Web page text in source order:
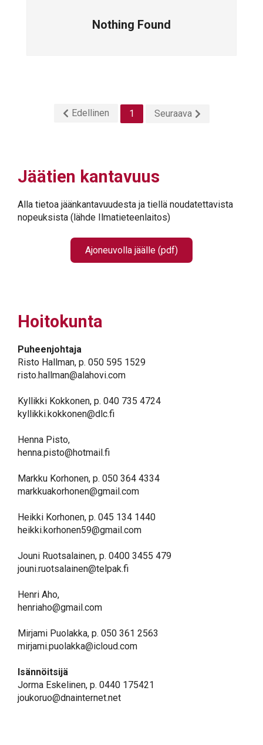
Nothing Found
Edellinen 1 Seuraava
Jäätien kantavuus
Alla tietoa jäänkantavuudesta ja tiellä noudatettavista
nopeuksista (lähde Ilmatieteenlaitos)
Ajoneuvolla jäälle (pdf)
Hoitokunta
Puheenjohtaja
Risto Hallman, p. 050 595 1529
risto.hallman@alahovi.com
Kyllikki Kokkonen, p. 040 735 4724
kyllikki.kokkonen@dlc.fi
Henna Pisto,
henna.pisto@hotmail.fi
Markku Korhonen, p. 050 364 4334
markkuakorhonen@gmail.com
Heikki Korhonen, p. 045 134 1440
heikki.korhonen59@gmail.com
Jouni Ruotsalainen, p. 0400 3455 479
jouni.ruotsalainen@telpak.fi
Henri Aho,
henriaho@gmail.com
Mirjami Puolakka, p. 050 361 2563
mirjami.puolakka@icloud.com
Isännöitsijä
Jorma Eskelinen, p. 0440 175421
joukoruo@dnainternet.net